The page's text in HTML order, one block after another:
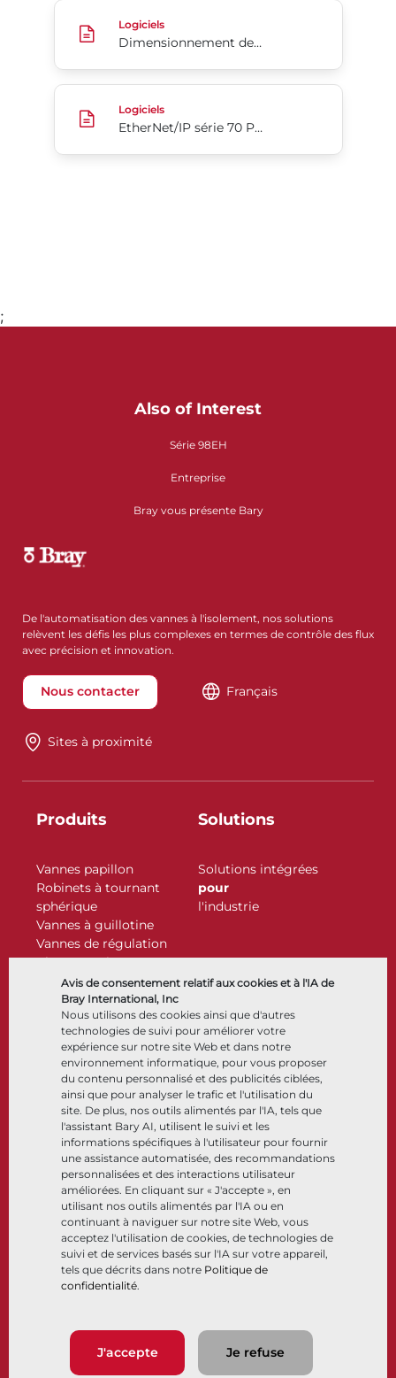
Avis de consentement relatif aux cookies et à l'IA de
Bray International, Inc
Nous utilisons des cookies ainsi que d'autres
technologies de suivi pour améliorer votre
expérience sur notre site Web et dans notre
environnement informatique, pour vous proposer
du contenu personnalisé et des publicités ciblées,
ainsi que pour analyser le trafic et l'utilisation du
site. De plus, nos outils alimentés par l'IA, tels que
l'assistant Bary AI, utilisent le suivi et les
informations spécifiques à l'utilisateur pour fournir
une assistance automatisée, des recommandations
personnalisées et des interactions utilisateur
améliorées. En cliquant sur « J'accepte », en
utilisant nos outils alimentés par l'IA ou en
continuant à naviguer sur notre site Web, vous
acceptez l'utilisation de cookies, de technologies de
suivi et de services basés sur l'IA sur votre appareil,
tels que décrits dans notre Politique de
confidentialité.
J'accepte Je refuse
Dimensionnement de vanne V.4,80
Logiciels
Dimensionnement de vanne V.4,80
EtherNet/IP série 70 Profil add-on pour Rockwell
Logiciels
EtherNet/IP série 70 Profil add-on pour Rockwell Automation Studio5000
;
Also of Interest
Série 98EH
Entreprise
Bray vous présente Bary
De l'automatisation des vannes à l'isolement, nos solutions
relèvent les défis les plus complexes en termes de contrôle des flux
avec précision et innovation.
Nous contacter Français
Sites à proximité
Produits
Vannes papillon
Robinets à tournant
sphérique
Vannes à guillotine
Vannes de régulation
Clapets antiretour
Actionneurs
Accessoires de contrôle
Cryogénique
Solutions
Solutions intégrées
pour
l'industrie
Entreprise
À propos
Sites
Partenariats
Développement durable
Portail clients
Ressources
Documents
Centre de connaissance
Logiciels
Sélection de matériaux
Suivez-nous LinkedIn
© 2026 Bray International. Tous droits réservés
Politique de confidentialité